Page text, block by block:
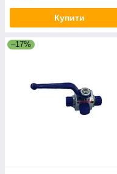
Купити
–17%